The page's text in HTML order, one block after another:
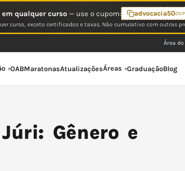
qualquer curso— use o cupom: advocacia50
curso, exceto certificados e taxas. Não cumulativo com outras
Área
OABMaratonasAtualizaçõesÁreas GraduaçãoBlog
Gênero e